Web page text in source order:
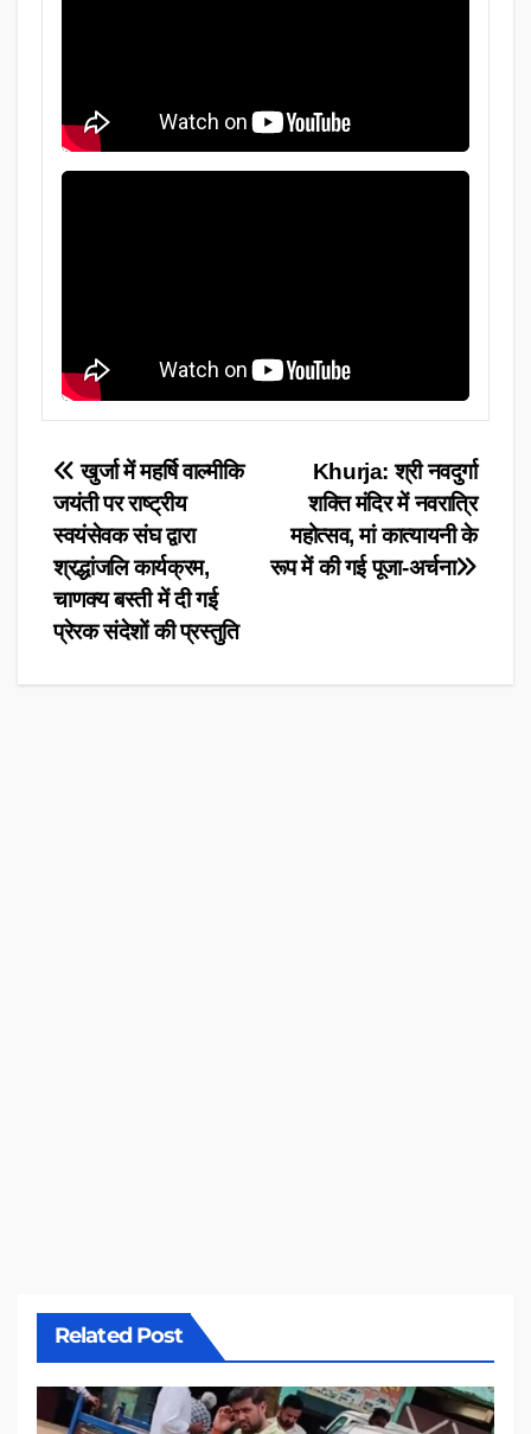
Post
navigation
Khurja: श्री नवदुर्गा
शक्ति मंदिर में नवरात्रि
महोत्सव, मां कात्यायनी के
रूप में की गई पूजा-अर्चना
खुर्जा में महर्षि वाल्मीकि
जयंती पर राष्ट्रीय
स्वयंसेवक संघ द्वारा
श्रद्धांजलि कार्यक्रम,
चाणक्य बस्ती में दी गई
प्रेरक संदेशों की प्रस्तुति
Related Post